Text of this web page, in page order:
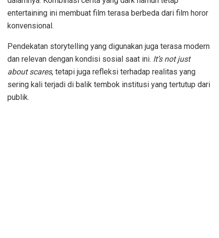
entertaining ini membuat film terasa berbeda dari film horor
konvensional.
Pendekatan storytelling yang digunakan juga terasa modern
dan relevan dengan kondisi sosial saat ini. It’s not just
about scares, tetapi juga refleksi terhadap realitas yang
sering kali terjadi di balik tembok institusi yang tertutup dari
publik.